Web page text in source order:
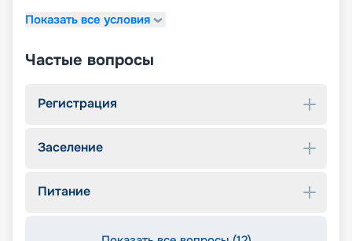
Показать все условия
Частые вопросы
Регистрация
Заселение
Питание